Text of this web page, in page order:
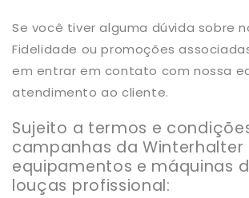
Se você tiver alguma dúvida sobre
Fidelidade ou promoções
em entrar em contato com nossa
atendimento ao cliente.
Sujeito a termos e
campanhas da Winterhalter
equipamentos e máquinas
louças profissional: